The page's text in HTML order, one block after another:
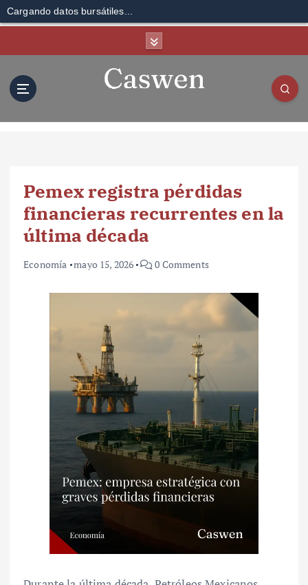
Cargando datos bursátiles...
Pemex registra pérdidas
financieras recurrentes en la
última década
Economía mayo 15, 2026 0 Comments